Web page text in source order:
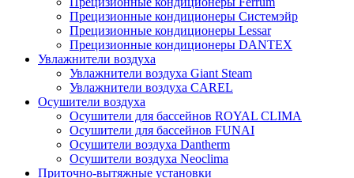
Прецизионные кондиционеры Системэйр
Прецизионные кондиционеры Lessar
Прецизионные кондиционеры DANTEX
Увлажнители воздуха
Увлажнители воздуха Giant Steam
Увлажнители воздуха CAREL
Осушители воздуха
Осушители для бассейнов ROYAL CLIMA
Осушители для бассейнов FUNAI
Осушители воздуха Dantherm
Осушители воздуха Neoclima
Приточно-вытяжные установки